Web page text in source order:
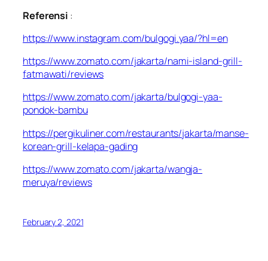
Referensi :
https://www.instagram.com/bulgogi.yaa/?hl=en
https://www.zomato.com/jakarta/nami-island-grill-
fatmawati/reviews
https://www.zomato.com/jakarta/bulgogi-yaa-
pondok-bambu
https://pergikuliner.com/restaurants/jakarta/manse-
korean-grill-kelapa-gading
https://www.zomato.com/jakarta/wangja-
meruya/reviews
February 2, 2021